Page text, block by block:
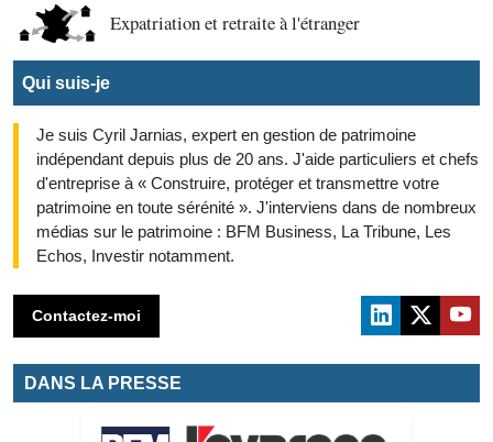
Expatriation et retraite à l'étranger
Qui suis-je
Je suis Cyril Jarnias, expert en gestion de patrimoine
indépendant depuis plus de 20 ans. J'aide particuliers et chefs
d'entreprise à « Construire, protéger et transmettre votre
patrimoine en toute sérénité ». J'interviens dans de nombreux
médias sur le patrimoine : BFM Business, La Tribune, Les
Echos, Investir notamment.
Contactez-moi
DANS LA PRESSE